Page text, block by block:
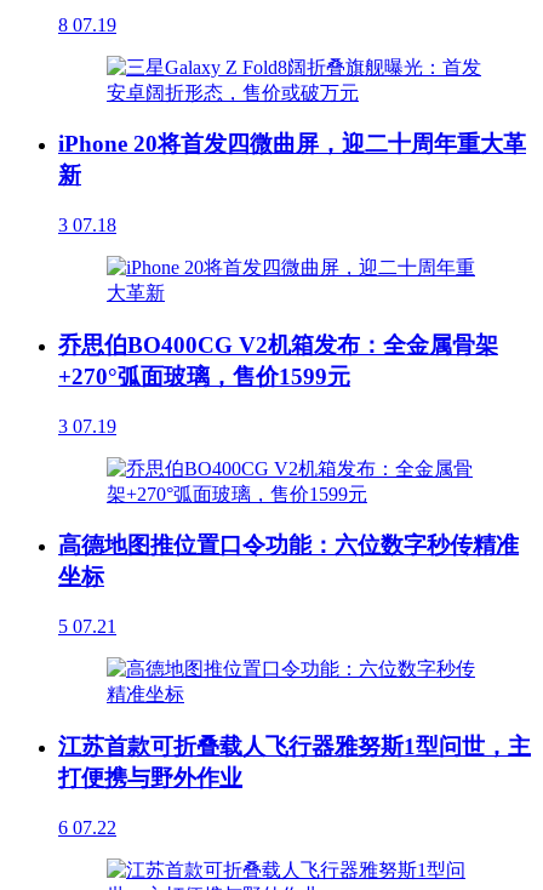
8 07.19
iPhone 20将首发四微曲屏，迎二十周年重大革
新
3 07.18
乔思伯BO400CG V2机箱发布：全金属骨架
+270°弧面玻璃，售价1599元
3 07.19
高德地图推位置口令功能：六位数字秒传精准
坐标
5 07.21
江苏首款可折叠载人飞行器雅努斯1型问世，主
打便携与野外作业
6 07.22